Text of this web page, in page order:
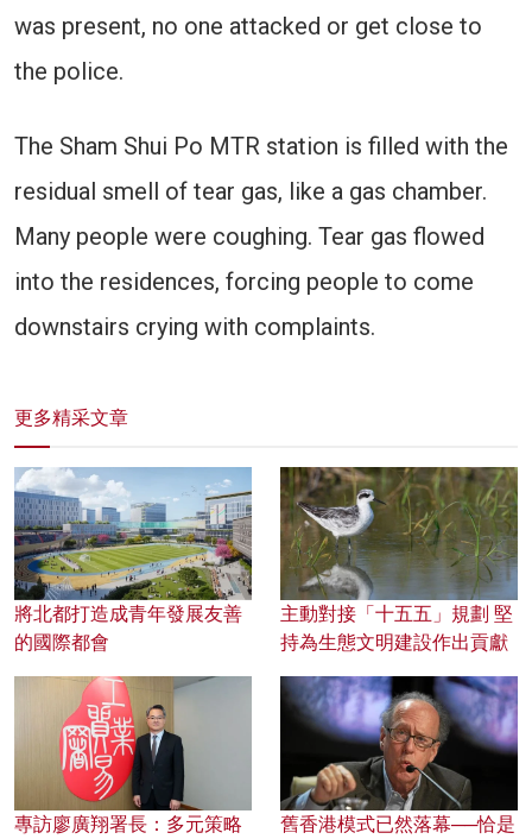
was present, no one attacked or get close to
the police.
The Sham Shui Po MTR station is filled with the
residual smell of tear gas, like a gas chamber.
Many people were coughing. Tear gas flowed
into the residences, forcing people to come
downstairs crying with complaints.
更多精采文章
將北都打造成青年發展友善
的國際都會
主動對接「十五五」規劃 堅
持為生態文明建設作出貢獻
專訪廖廣翔署長：多元策略
舊香港模式已然落幕──恰是